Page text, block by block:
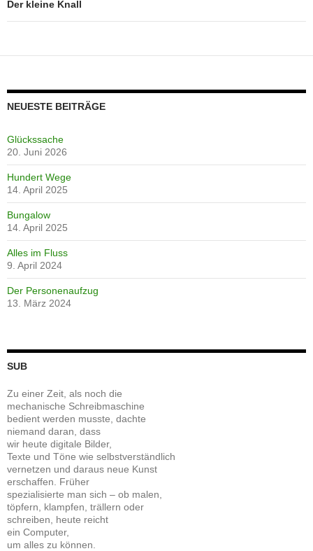
Der kleine Knall
NEUESTE BEITRÄGE
Glückssache
20. Juni 2026
Hundert Wege
14. April 2025
Bungalow
14. April 2025
Alles im Fluss
9. April 2024
Der Personenaufzug
13. März 2024
SUB
Zu einer Zeit, als noch die
mechanische Schreibmaschine
bedient werden musste, dachte
niemand daran, dass
wir heute digitale Bilder,
Texte und Töne wie selbstverständlich
vernetzen und daraus neue Kunst
erschaffen. Früher
spezialisierte man sich – ob malen,
töpfern, klampfen, trällern oder
schreiben, heute reicht
ein Computer,
um alles zu können.